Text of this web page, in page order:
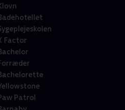
Factor
Patrol